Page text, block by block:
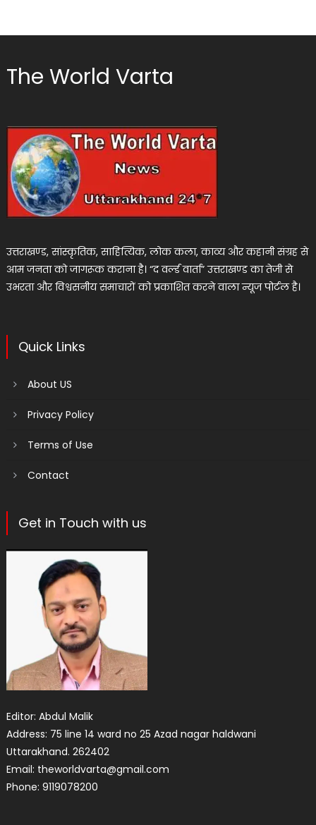
The World Varta
उत्तराखण्ड, सांस्कृतिक, साहित्यिक, लोक कला, काव्य और कहानी संग्रह से
आम जनता को जागरूक कराना है। “द वर्ल्ड वार्ता” उत्तराखण्ड का तेजी से
उभरता और विश्वसनीय समाचारों को प्रकाशित करने वाला न्यूज पोर्टल है।
Quick Links
About US
Privacy Policy
Terms of Use
Contact
Get in Touch with us
Editor: Abdul Malik
Address: 75 line 14 ward no 25 Azad nagar haldwani
Uttarakhand. 262402
Email: theworldvarta@gmail.com
Phone: 9119078200